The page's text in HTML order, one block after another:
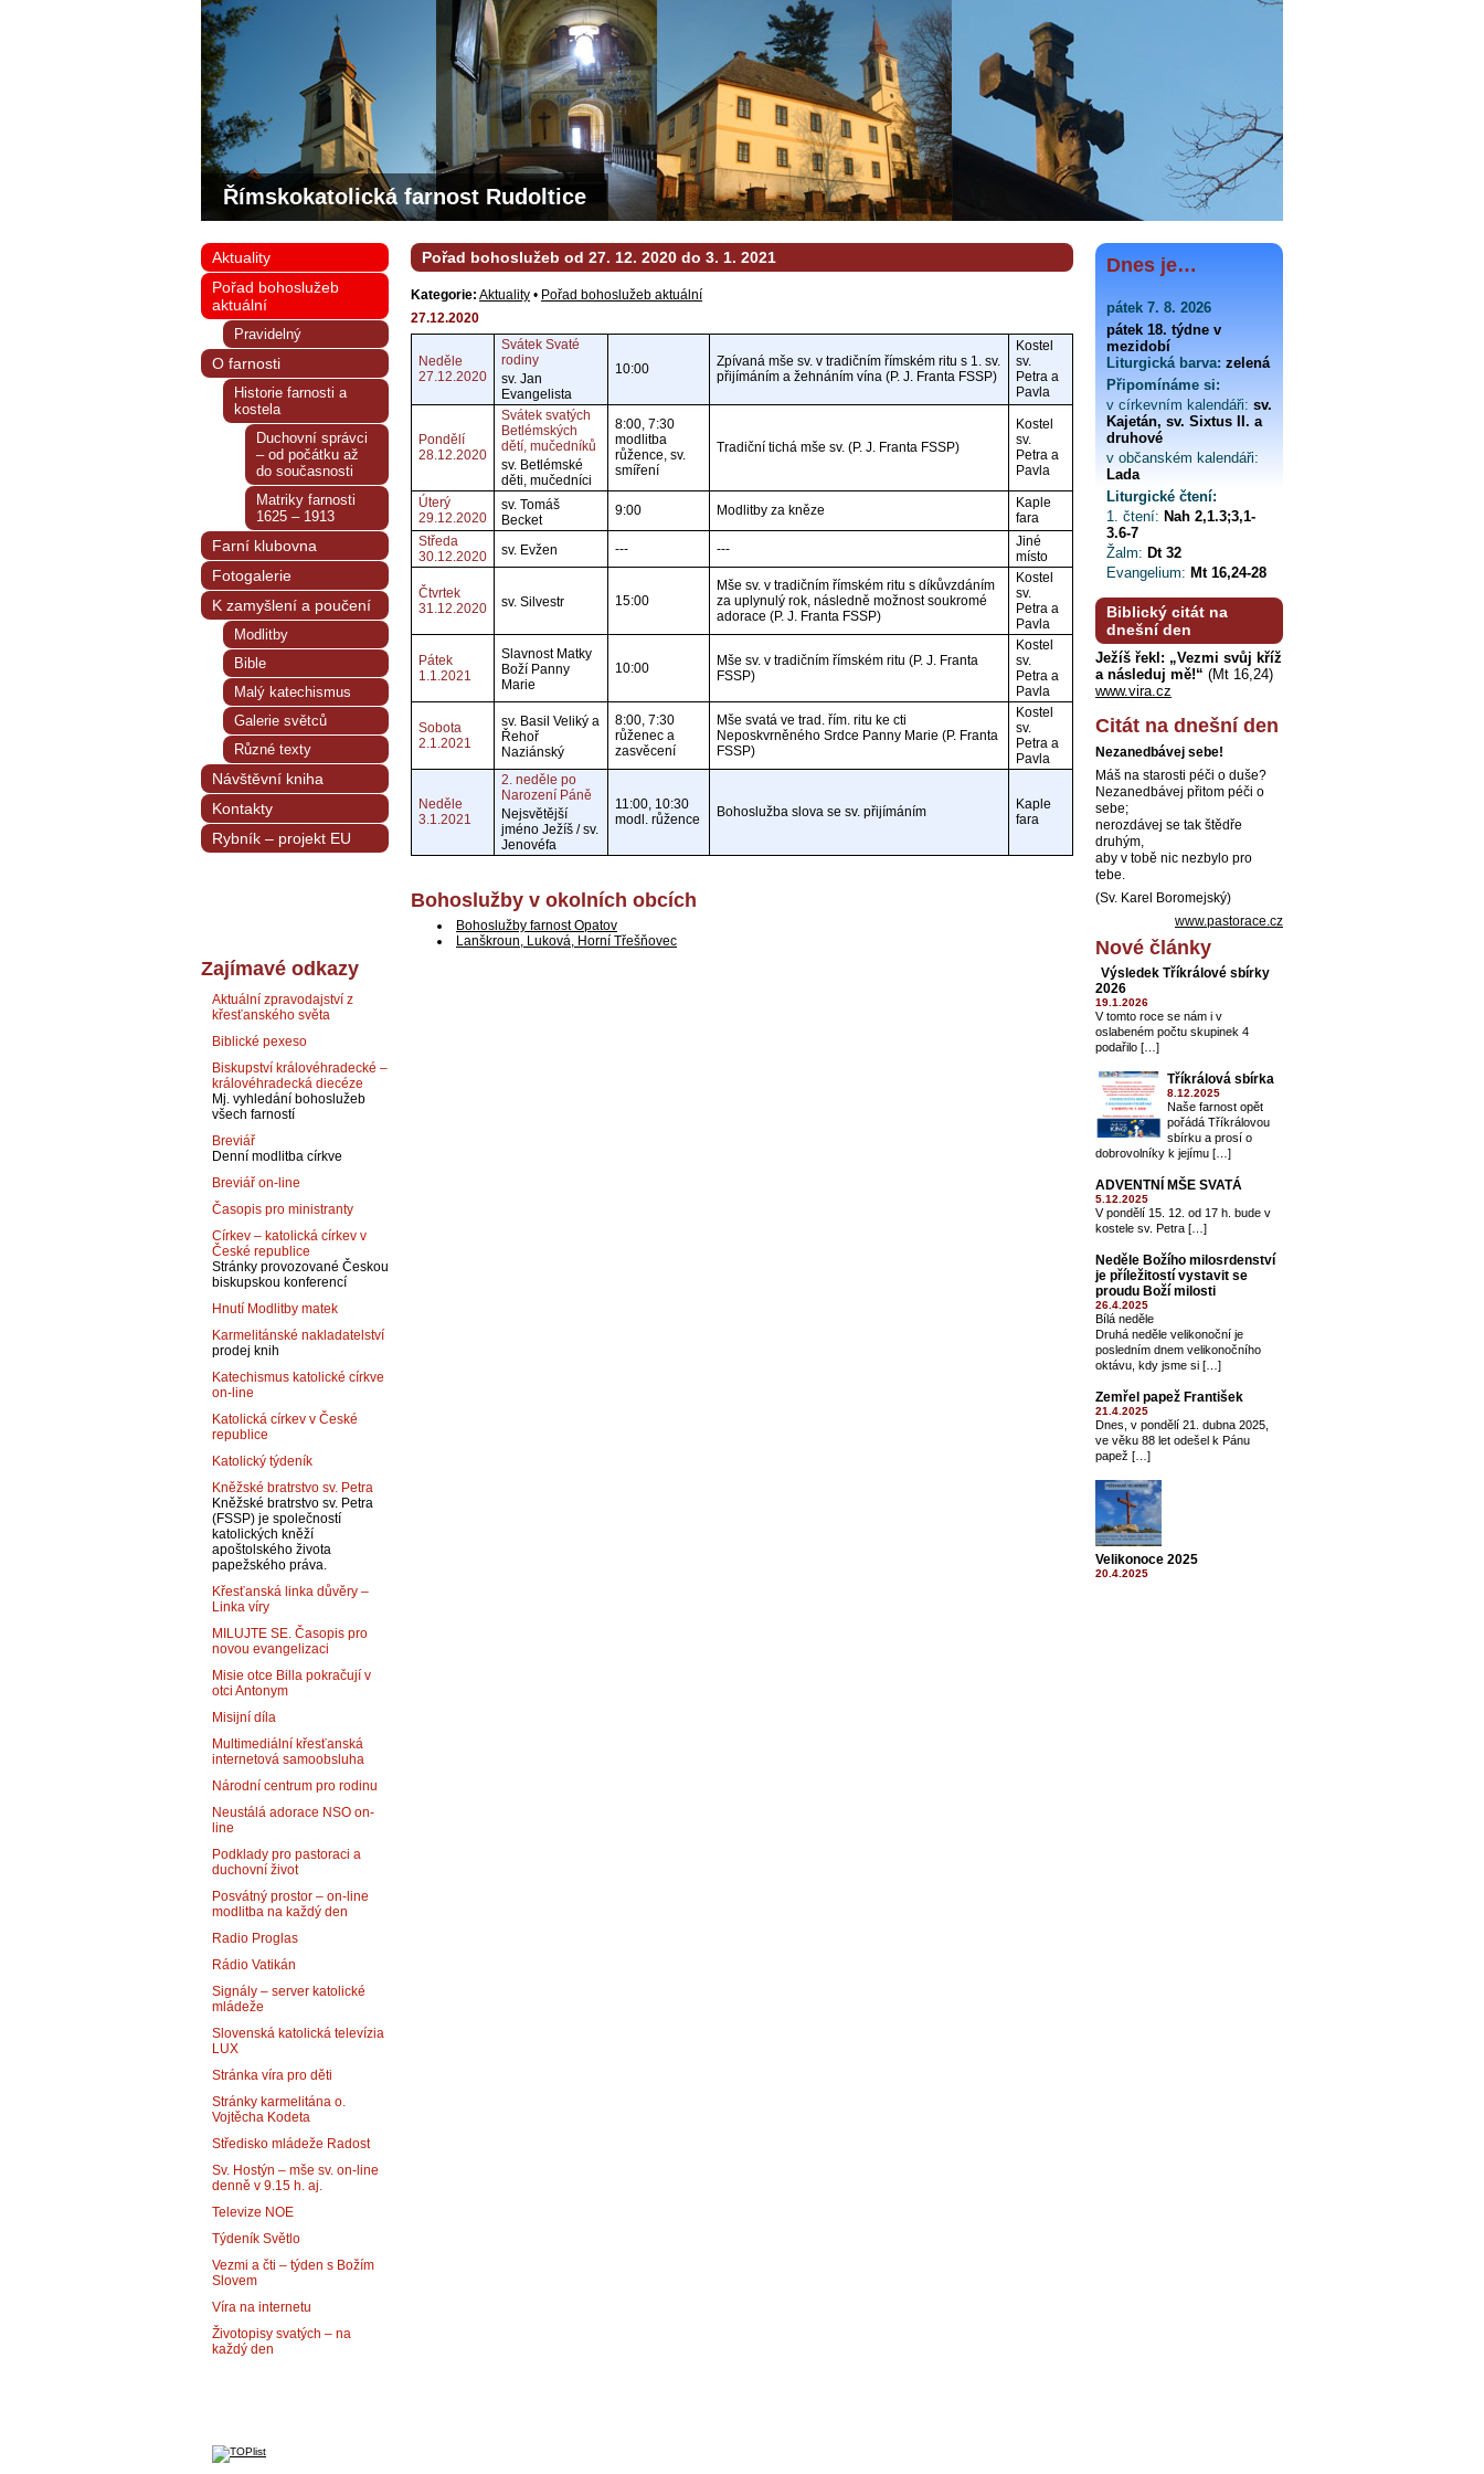
Římskokatolická farnost Rudoltice
Pořad bohoslužeb od 27. 12. 2020 do 3. 1. 2021
Kategorie: Aktuality • Pořad bohoslužeb aktuální
27.12.2020
Neděle
27.12.2020
Svátek Svaté
rodiny
sv. Jan
Evangelista
10:00
Zpívaná mše sv. v tradičním římském ritu s 1. sv.
přijímáním a žehnáním vína (P. J. Franta FSSP)
Kostel
sv.
Petra a
Pavla
Pondělí
28.12.2020
Svátek svatých
Betlémských
dětí, mučedníků
sv. Betlémské
děti, mučedníci
8:00, 7:30
modlitba
růžence, sv.
smíření
Tradiční tichá mše sv. (P. J. Franta FSSP)
Kostel
sv.
Petra a
Pavla
Úterý
29.12.2020
sv. Tomáš
Becket
9:00 Modlitby za kněze
Kaple
fara
Středa
30.12.2020
sv. Evžen --- ---
Jiné
místo
Čtvrtek
31.12.2020
sv. Silvestr 15:00
Mše sv. v tradičním římském ritu s díkůvzdáním
za uplynulý rok, následně možnost soukromé
adorace (P. J. Franta FSSP)
Kostel
sv.
Petra a
Pavla
Pátek
1.1.2021
Slavnost Matky
Boží Panny
Marie
10:00
Mše sv. v tradičním římském ritu (P. J. Franta
FSSP)
Kostel
sv.
Petra a
Pavla
Sobota
2.1.2021
sv. Basil Veliký a
Řehoř
Naziánský
8:00, 7:30
růženec a
zasvěcení
Mše svatá ve trad. řím. ritu ke cti
Neposkvrněného Srdce Panny Marie (P. Franta
FSSP)
Kostel
sv.
Petra a
Pavla
Neděle
3.1.2021
2. neděle po
Narození Páně
Nejsvětější
jméno Ježíš / sv.
Jenovéfa
11:00, 10:30
modl. růžence
Bohoslužba slova se sv. přijímáním
Kaple
fara
Bohoslužby v okolních obcích
Bohoslužby farnost Opatov
Lanškroun, Luková, Horní Třešňovec
Aktuality
Pořad bohoslužeb
aktuální
Pravidelný
O farnosti
Historie farnosti a
kostela
Duchovní správci
– od počátku až
do současnosti
Matriky farnosti
1625 – 1913
Farní klubovna
Fotogalerie
K zamyšlení a poučení
Modlitby
Bible
Malý katechismus
Galerie světců
Různé texty
Návštěvní kniha
Kontakty
Rybník – projekt EU
Zajímavé odkazy
Aktuální zpravodajství z
křesťanského světa
Biblické pexeso
Biskupství královéhradecké –
královéhradecká diecéze
Mj. vyhledání bohoslužeb
všech farností
Breviář
Denní modlitba církve
Breviář on-line
Časopis pro ministranty
Církev – katolická církev v
České republice
Stránky provozované Českou
biskupskou konferencí
Hnutí Modlitby matek
Karmelitánské nakladatelství
prodej knih
Katechismus katolické církve
on-line
Katolická církev v České
republice
Katolický týdeník
Kněžské bratrstvo sv. Petra
Kněžské bratrstvo sv. Petra
(FSSP) je společností
katolických kněží
apoštolského života
papežského práva.
Křesťanská linka důvěry –
Linka víry
MILUJTE SE. Časopis pro
novou evangelizaci
Misie otce Billa pokračují v
otci Antonym
Misijní díla
Multimediální křesťanská
internetová samoobsluha
Národní centrum pro rodinu
Neustálá adorace NSO on-
line
Podklady pro pastoraci a
duchovní život
Posvátný prostor – on-line
modlitba na každý den
Radio Proglas
Rádio Vatikán
Signály – server katolické
mládeže
Slovenská katolická televízia
LUX
Stránka víra pro děti
Stránky karmelitána o.
Vojtěcha Kodeta
Středisko mládeže Radost
Sv. Hostýn – mše sv. on-line
denně v 9.15 h. aj.
Televize NOE
Týdeník Světlo
Vezmi a čti – týden s Božím
Slovem
Víra na internetu
Životopisy svatých – na
každý den
Dnes je…
pátek 7. 8. 2026
pátek 18. týdne v
mezidobí
Liturgická barva: zelená
Připomínáme si:
v církevním kalendáři: sv.
Kajetán, sv. Sixtus II. a
druhové
v občanském kalendáři:
Lada
Liturgické čtení:
1. čtení: Nah 2,1.3;3,1-
3.6-7
Žalm: Dt 32
Evangelium: Mt 16,24-28
Biblický citát na
dnešní den
Ježíš řekl: „Vezmi svůj kříž
a následuj mě!“ (Mt 16,24)
www.vira.cz
Citát na dnešní den
Nezanedbávej sebe!
Máš na starosti péči o duše?
Nezanedbávej přitom péči o
sebe;
nerozdávej se tak štědře
druhým,
aby v tobě nic nezbylo pro
tebe.
(Sv. Karel Boromejský)
www.pastorace.cz
Nové články
Výsledek Tříkrálové sbírky
2026
19.1.2026
V tomto roce se nám i v
oslabeném počtu skupinek 4
podařilo […]
Tříkrálová sbírka
8.12.2025
Naše farnost opět
pořádá Tříkrálovou
sbírku a prosí o
dobrovolníky k jejímu […]
ADVENTNÍ MŠE SVATÁ
5.12.2025
V pondělí 15. 12. od 17 h. bude v
kostele sv. Petra […]
Neděle Božího milosrdenství
je příležitostí vystavit se
proudu Boží milosti
26.4.2025
Bílá neděle
Druhá neděle velikonoční je
posledním dnem velikonočního
oktávu, kdy jsme si […]
Zemřel papež František
21.4.2025
Dnes, v pondělí 21. dubna 2025,
ve věku 88 let odešel k Pánu
papež […]
Velikonoce 2025
20.4.2025